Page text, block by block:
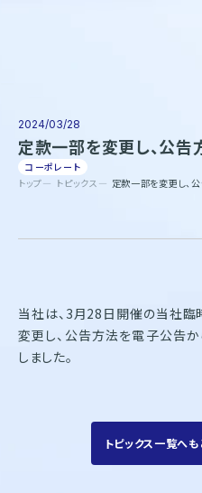
事業について
エピソード
トピックス
企業情報
採用情報
株式会社オンワード樫山
オンワードパーソナルスタイル
トップ トピックス 定款一部を変更し、公
2024/03/28
定款一部を変更し、公告
コーポレート
当社は、3月28日開催の当社臨
変更し、公告方法を電子公告
しました。
トピックス一覧へも